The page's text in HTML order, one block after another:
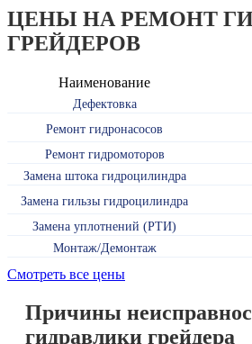
ЦЕНЫ НА РЕМОНТ
ГРЕЙДЕРОВ
Наименование
Дефектовка
Ремонт гидронасосов
Ремонт гидромоторов
Замена штока гидроцилиндра
Замена гильзы гидроцилиндра
Замена уплотнений (РТИ)
Монтаж/Демонтаж
Смотреть все цены
Причины
гидравлики грейдера